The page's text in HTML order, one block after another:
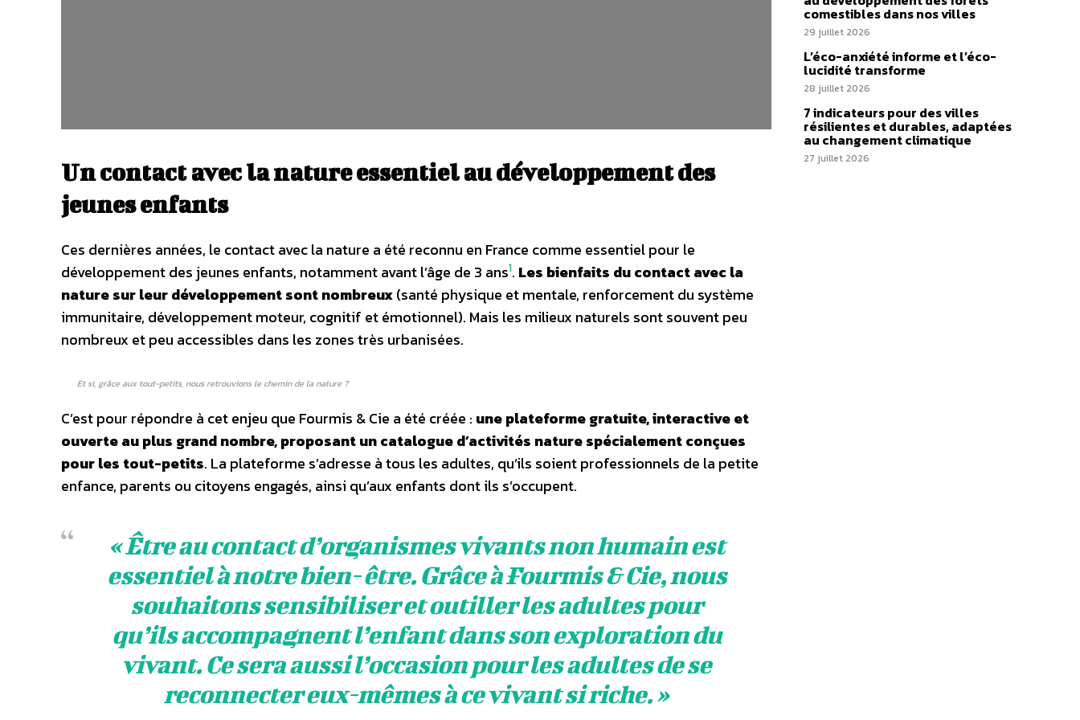
Un contact avec la nature essentiel au développement des
jeunes enfants
Ces dernières années, le contact avec la nature a été reconnu en France comme essentiel pour le
développement des jeunes enfants, notamment avant l’âge de 3 ans1. Les bienfaits du contact avec la
nature sur leur développement sont nombreux(santé physique et mentale, renforcement du système
immunitaire, développement moteur, cognitif et émotionnel). Mais les milieux naturels sont souvent peu
nombreux et peu accessibles dans les zones très urbanisées.
Et si, grâce aux tout-petits, nous retrouvions le chemin de la nature ?
C’est pour répondre à cet enjeu que Fourmis & Cie a été créée : une plateforme gratuite, interactive et
ouverte au plus grand nombre, proposant un catalogue d’activités nature spécialement conçues
pour les tout-petits. La plateforme s’adresse à tous les adultes, qu’ils soient professionnels de la petite
enfance, parents ou citoyens engagés, ainsi qu’aux enfants dont ils s’occupent.
«Être au contact d’organismes vivants non humain est
essentiel à notre bien- être. Grâce à Fourmis & Cie, nous
souhaitons sensibiliser et outiller les adultes pour
qu’ils accompagnent l’enfant dans son exploration du
vivant. Ce sera aussi l’occasion pour les adultes de se
reconnecter eux-mêmes à ce vivant si riche. »
comestibles dans nos villes
29 juillet 2026
L’éco-anxiété informe et l’éco-
lucidité transforme
28 juillet 2026
7 indicateurs pour des villes
résilientes et durables, adaptées
au changement climatique
27 juillet 2026